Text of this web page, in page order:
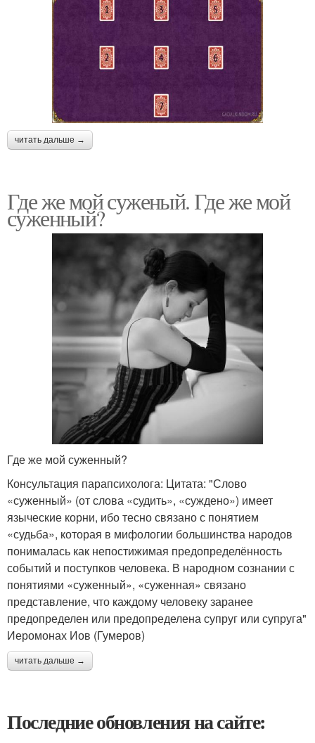
читать дальше →
Где же мой суженый. Где же мой
суженный?
Где же мой суженный?
Консультация парапсихолога: Цитата: "Слово
«суженный» (от слова «судить», «суждено») имеет
языческие корни, ибо тесно связано с понятием
«судьба», которая в мифологии большинства народов
понималась как непостижимая предопределённость
событий и поступков человека. В народном сознании с
понятиями «суженный», «суженная» связано
представление, что каждому человеку заранее
предопределен или предопределена супруг или супруга"
Иеромонах Иов (Гумеров)
читать дальше →
Последние обновления на сайте: